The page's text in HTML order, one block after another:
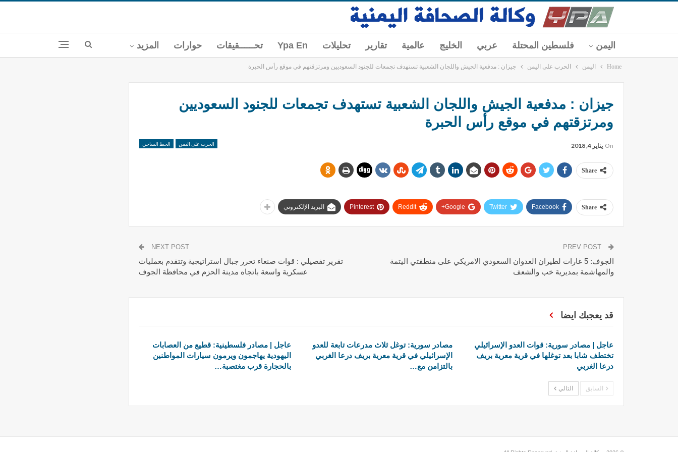
اليمن فلسطين المحتلة عربي الخليج عالمية تقارير تحليلات Ypa En تحــــــقيقات حوارات المزيد
Home اليمن الحرب على اليمن جيزان : مدفعية الجيش واللجان الشعبية تستهدف تجمعات للجنود السعوديين ومرتزقتهم في موقع رأس الحبرة
جيزان : مدفعية الجيش واللجان الشعبية تستهدف تجمعات للجنود السعوديين
ومرتزقتهم في موقع رأس الحبرة
الحرب على اليمن الخط الساخن On يناير 4, 2018
Share
Share
Facebook
Twitter
Google+
ReddIt
Pinterest البريد الإلكتروني
الجوف: 5 غارات لطيران العدوان السعودي الامريكي على منطقتي اليتمة
والمهاشمة بمديرية خب والشعف
NEXT POST
تقرير تفصيلي : قوات صنعاء تحرر جبال استراتيجية وتتقدم بعمليات
عسكرية واسعة باتجاه مدينة الحزم في محافظة الجوف
قد يعجبك ايضا
عاجل | مصادر سورية: قوات العدو الإسرائيلي
تختطف شابا بعد توغلها في قرية معرية بريف
درعا الغربي
مصادر سورية: توغل ثلاث مدرعات تابعة للعدو
الإسرائيلي في قرية معرية بريف درعا الغربي
بالتزامن مع…
عاجل | مصادر فلسطينية: قطيع من العصابات
اليهودية يهاجمون ويرمون سيارات المواطنين
بالحجارة قرب مغتصبة…
السابق التالي